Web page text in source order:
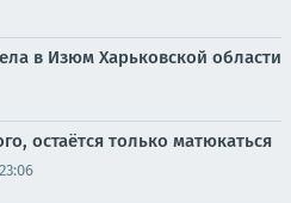
в Изюм Харьковской области
остаётся только матюкаться